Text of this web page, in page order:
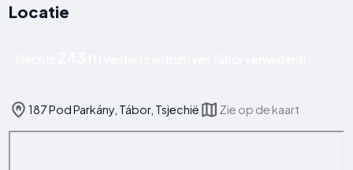
Locatie
187 Pod Parkány, Tábor, Tsjechië Zie op de kaart